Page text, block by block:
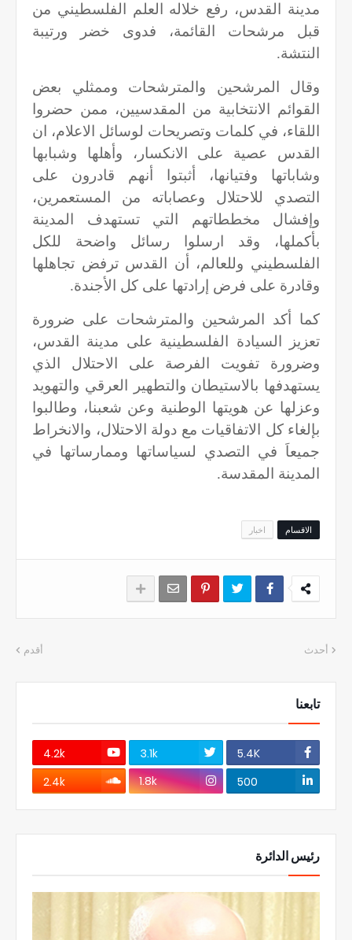
مدينة القدس، رفع خلاله العلم الفلسطيني من
قبل مرشحات القائمة، فدوى خضر ورتيبة
النتشة.
وقال المرشحين والمترشحات وممثلي بعض
القوائم الانتخابية من المقدسيين، ممن حضروا
اللقاء، في كلمات وتصريحات لوسائل الاعلام، ان
القدس عصية على الانكسار، وأهلها وشبابها
وشاباتها وفتيانها، أثبتوا أنهم قادرون على
التصدي للاحتلال وعصاباته من المستعمرين،
وإفشال مخططاتهم التي تستهدف المدينة
بأكملها، وقد ارسلوا رسائل واضحة للكل
الفلسطيني وللعالم، أن القدس ترفض تجاهلها
وقادرة على فرض إرادتها على كل الأجندة.
كما أكد المرشحين والمترشحات على ضرورة
تعزيز السيادة الفلسطينية على مدينة القدس،
وضرورة تفويت الفرصة على الاحتلال الذي
يستهدفها بالاستيطان والتطهير العرقي والتهويد
وعزلها عن هويتها الوطنية وعن شعبنا، وطالبوا
بإلغاء كل الاتفاقيات مع دولة الاحتلال، والانخراط
جميعاَ في التصدي لسياساتها وممارساتها في
المدينة المقدسة.
الاقسام اخبار
أحدث أقدم
تابعنا
5.4K
3.1k
4.2k
500
1.8k
2.4k
رئيس الدائرة